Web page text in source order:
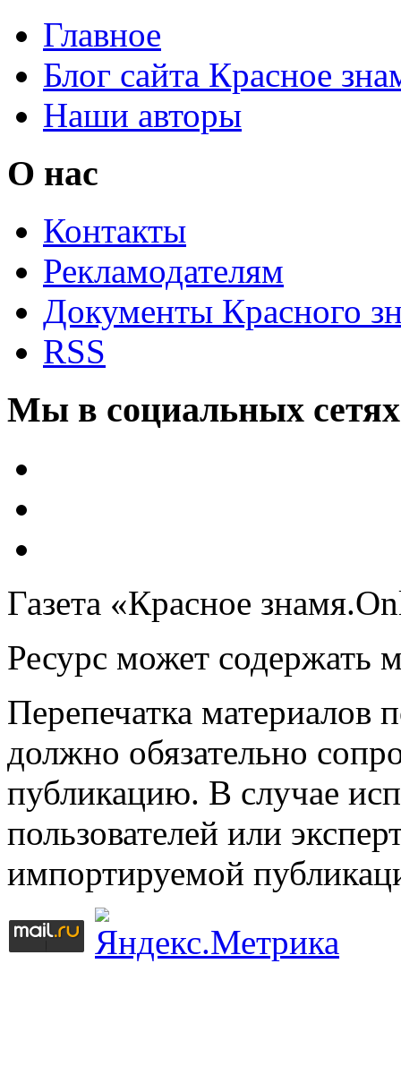
Главное
Блог сайта Красное
Наши авторы
О нас
Контакты
Рекламодателям
Документы Красного
RSS
Мы в социальных сетях
Газета «Красное
Ресурс может содержать
Перепечатка материалов
должно обязательно
публикацию. В случае
пользователей или
импортируемой